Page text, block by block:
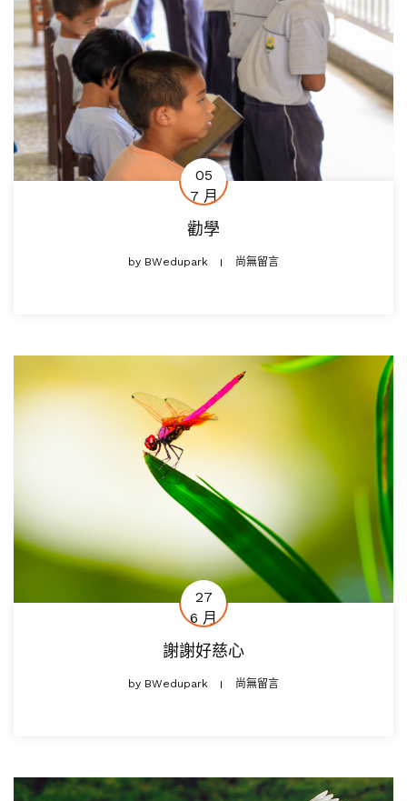
05
7 月
勸學
by BWedupark 尚無留言
27
6 月
謝謝好慈心
by BWedupark 尚無留言